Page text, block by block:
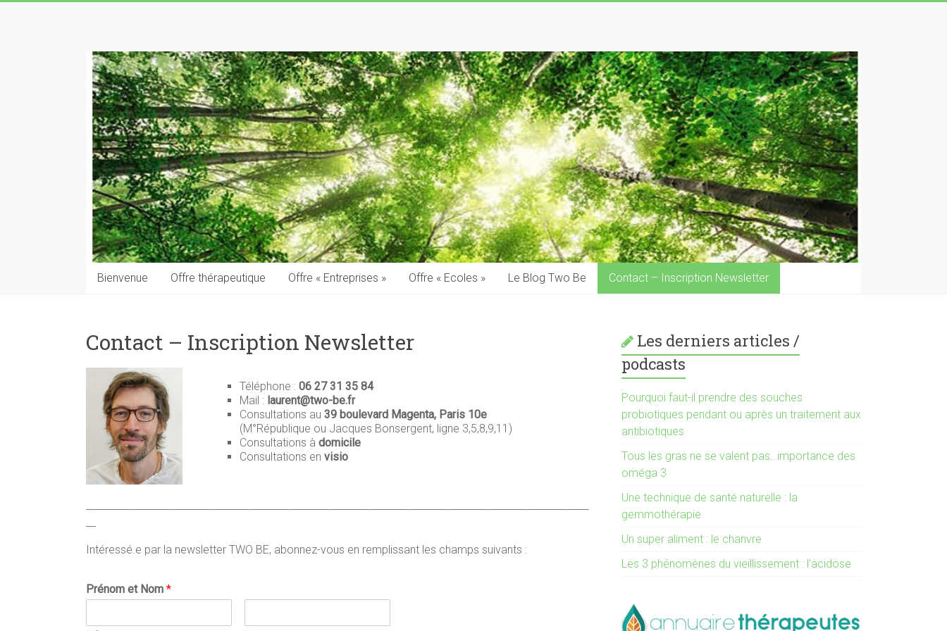
Laurent
LE
GOFF
naturopathe
–
reflexologue
Bienvenue Offre thérapeutique Offre « Entreprises » Offre « Ecoles » Le Blog Two Be Contact – Inscription Newsletter
Contact – Inscription Newsletter
Téléphone :06 27 31 35 84
Mail : laurent@two-be.fr
Consultations au39 boulevard Magenta, Paris 10e
(M°République ou Jacques Bonsergent, ligne 3,5,8,9,11)
Consultations àdomicile
Consultations envisio
Intéressé.e par la newsletter TWO BE, abonnez-vous en remplissant les champs suivants :
Prénom et Nom *
Les derniers articles /
podcasts
Pourquoi faut-il prendre des souches
probiotiques pendant ou après un traitement aux
antibiotiques
Tous les gras ne se valent pas…importance des
oméga 3
Une technique de santé naturelle : la
gemmothérapie
Un super aliment : le chanvre
Les 3 phénomènes du vieillissement : l’acidose